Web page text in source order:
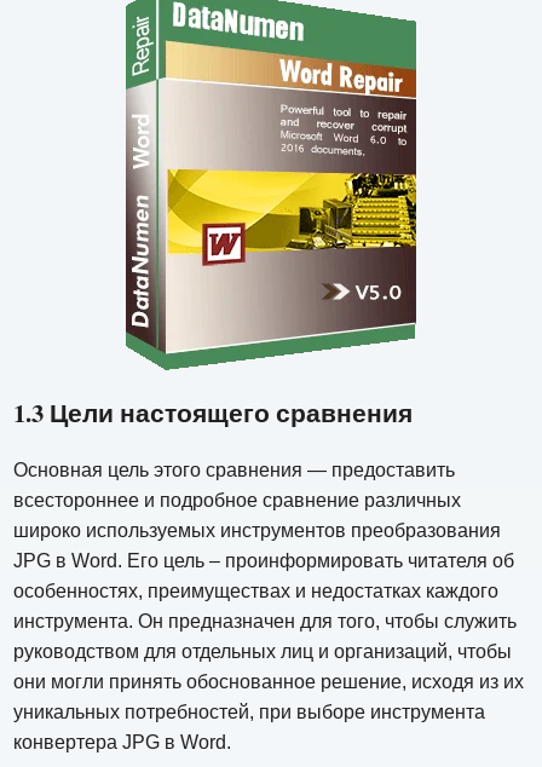
1.3 Цели настоящего сравнения
Основная цель этого сравнения — предоставить
всестороннее и подробное сравнение различных
широко используемых инструментов преобразования
JPG в Word. Его цель – проинформировать читателя об
особенностях, преимуществах и недостатках каждого
инструмента. Он предназначен для того, чтобы служить
руководством для отдельных лиц и организаций, чтобы
они могли принять обоснованное решение, исходя из их
уникальных потребностей, при выборе инструмента
конвертера JPG в Word.